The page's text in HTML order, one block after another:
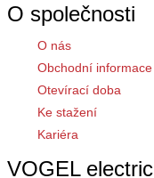
O společnosti
O nás
Obchodní informace
Otevírací doba
Ke stažení
Kariéra
VOGEL electric